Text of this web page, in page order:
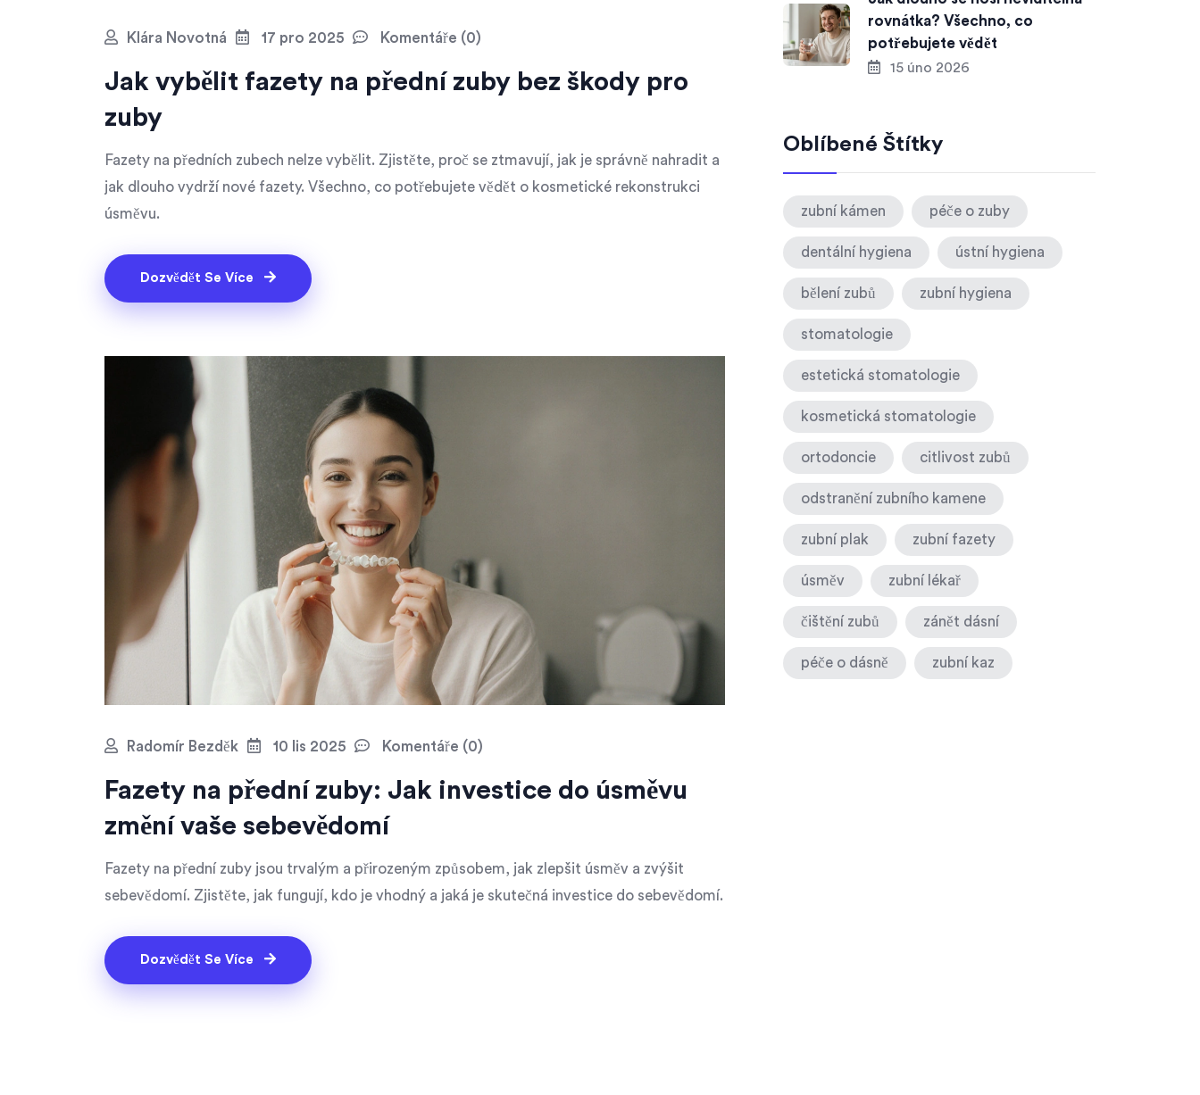
Klára Novotná 17 pro 2025 Komentáře (0)
Jak vybělit fazety na přední zuby bez škody pro
zuby
Fazety na předních zubech nelze vybělit. Zjistěte, proč se ztmavují, jak je správně nahradit a
jak dlouho vydrží nové fazety. Všechno, co potřebujete vědět o kosmetické rekonstrukci
úsměvu.
Dozvědět Se Více
Radomír Bezděk 10 lis 2025 Komentáře (0)
Fazety na přední zuby: Jak investice do úsměvu
změní vaše sebevědomí
Fazety na přední zuby jsou trvalým a přirozeným způsobem, jak zlepšit úsměv a zvýšit
sebevědomí. Zjistěte, jak fungují, kdo je vhodný a jaká je skutečná investice do sebevědomí.
Dozvědět Se Více
rovnátka? Všechno, co
potřebujete vědět
15 úno 2026
Oblíbené Štítky
zubní kámen péče o zuby
dentální hygiena ústní hygiena
bělení zubů zubní hygiena
stomatologie
estetická stomatologie
kosmetická stomatologie
ortodoncie citlivost zubů
odstranění zubního kamene
zubní plak zubní fazety
úsměv zubní lékař
čištění zubů zánět dásní
péče o dásně zubní kaz